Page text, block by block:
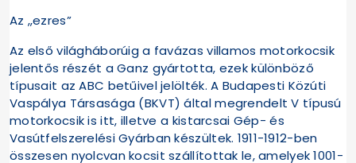
Az „ezres”
Az első világháborúig a favázas villamos motorkocsik
jelentős részét a Ganz gyártotta, ezek különböző
típusait az ABC betűivel jelölték. A Budapesti Közúti
Vaspálya Társasága (BKVT) által megrendelt V típusú
motorkocsik is itt, illetve a kistarcsai Gép- és
Vasútfelszerelési Gyárban készültek. 1911-1912-ben
összesen nyolcvan kocsit szállítottak le, amelyek 1001-